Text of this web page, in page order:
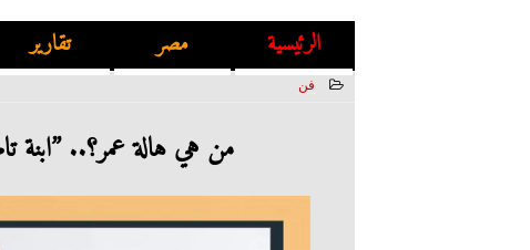
الرئيسية مصر تقارير
فن
من هي هالة عمر؟.. ”ابنة